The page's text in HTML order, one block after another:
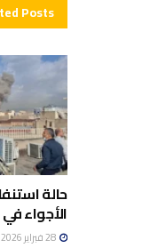
Posts
حالة
الأجواء